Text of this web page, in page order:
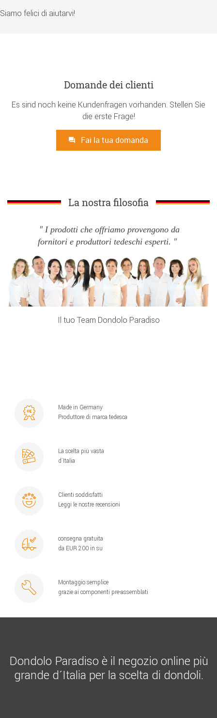
Siamo felici di aiutarvi!
Domande dei clienti
Es sind noch keine Kundenfragen vorhanden. Stellen Sie
die erste Frage!
Fai la tua domanda
La nostra filosofia
I prodotti che offriamo provengono da
fornitori e produttori tedeschi esperti.
Il tuo Team Dondolo Paradiso
Made in Germany
Produttore di marca tedesca
La scelta più vasta
d´Italia
Clienti soddisfatti
Leggi le nostre recensioni
consegna gratuita
da EUR 200 in su
Montaggio semplice
grazie ai componenti pre-assemblati
Dondolo Paradiso è il negozio online più
grande d´Italia per la scelta di dondoli.